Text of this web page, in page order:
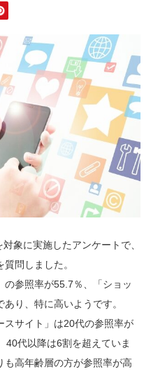
象に実施したアンケートで、
問しました。
参照率が55.7％、「ショッ
り、特に高いようです。
スサイト」は20代の参照率が
40代以降は6割を超えていま
高年齢層の方が参照率が高